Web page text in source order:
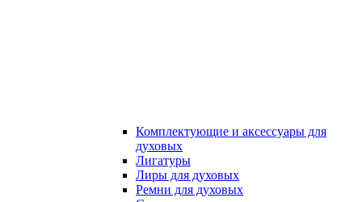
Комплектующие и аксессуары для
духовых
Лигатуры
Лиры для духовых
Ремни для духовых